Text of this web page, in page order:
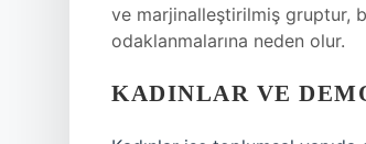
ve marjinalleştirilmiş gruptur,
odaklanmalarına neden olur.
KADINLAR VE